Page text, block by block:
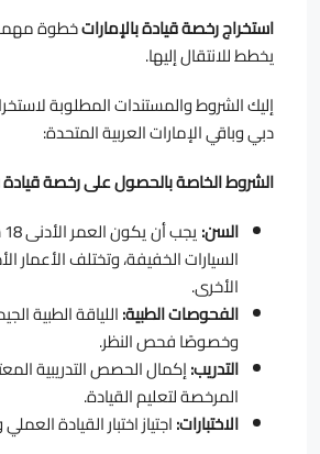
استخراج رخصة قيادة بالإماراتخطوة
يخطط للانتقال إليها.
إليك الشروط والمستندات المطلوبة
دبي وباقي الإمارات العربية المتحدة:
الشروط الخاصة بالحصول على رخصة قيادة
السن:
السيارات الخفيفة، وتختلف الأعمار
الأخرى.
الفحوصات الطبية:اللياقة الطبية
وخصوصًا فحص النظر.
التدريب:إكمال الحصص التدريبية
المرخصة لتعليم القيادة.
الاختبارات:اجتياز اختبار القيادة